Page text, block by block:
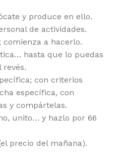
y produce en ello.
de actividades.
comienza a hacerlo.
hasta que lo puedas
revés.
con criterios
específica, con
y compártelas.
unito… y hazlo por 66
precio del mañana).